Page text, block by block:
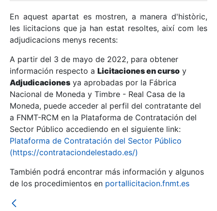
Mostra/Amaga
Mostra/Amaga
En aquest apartat es mostren, a manera d'històric,
les licitacions que ja han estat resoltes, així com les
adjudicacions menys recents:
A partir del 3 de mayo de 2022, para obtener
información respecto a Licitaciones en curso y
Adjudicaciones ya aprobadas por la Fábrica
Nacional de Moneda y Timbre - Real Casa de la
Moneda, puede acceder al perfil del contratante del
a FNMT-RCM en la Plataforma de Contratación del
Sector Público accediendo en el siguiente link:
Plataforma de Contratación del Sector Público
(https://contrataciondelestado.es/)
También podrá encontrar más información y algunos
de los procedimientos en portallicitacion.fnmt.es